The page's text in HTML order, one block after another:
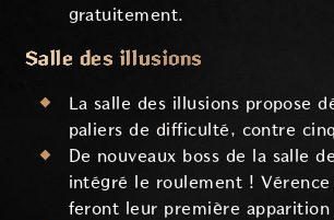
gratuitement.
Salle des illusions
La salle des illusions propose
paliers de difficulté, contre
De nouveaux boss de la salle
intégré le roulement !
feront leur première apparition